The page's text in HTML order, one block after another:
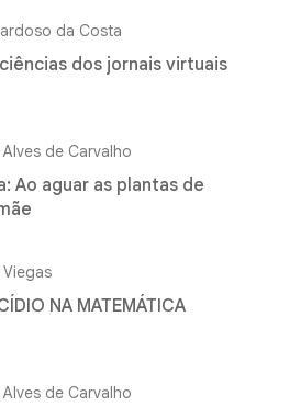
da Costa
dos jornais virtuais
de Carvalho
Ao aguar as plantas de
Viegas
NA MATEMÁTICA
de Carvalho